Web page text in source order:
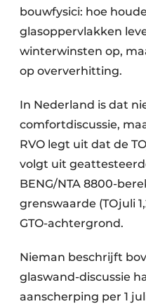
bouwfysici: hoe
glasoppervlakken
winterwinsten op,
op oververhitting.
In Nederland is dat
comfortdiscussie,
RVO legt uit dat de
volgt uit
BENG/NTA 8800-
grenswaarde (TOjuli
GTO-achtergrond.
Nieman beschrijft
glaswand-discussie
aanscherping per 1